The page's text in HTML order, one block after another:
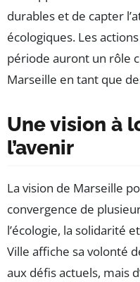
durables et de capter
écologiques. Les
période auront un rôle
Marseille en tant que
Une vision à
l’avenir
La vision de Marseille
convergence de
l’écologie, la solidarité
Ville affiche sa volonté
aux défis actuels, mais